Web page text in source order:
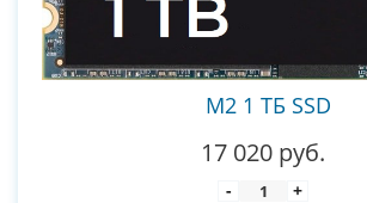
M2 1 ТБ SSD
17 020 руб.
- +